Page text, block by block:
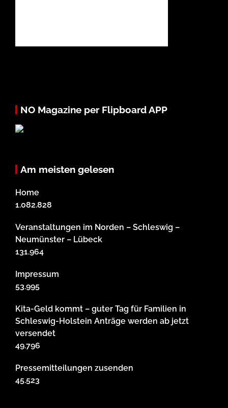
NO Magazine per Flipboard APP
Am meisten gelesen
Home
1.082.828
Veranstaltungen im Norden – Schleswig –
Neumünster – Lübeck
131.964
Impressum
53.995
Kita-Geld kommt – guter Tag für Familien in
Schleswig-Holstein Anträge werden ab jetzt
versendet
49.796
Pressemitteilungen zusenden
45.523